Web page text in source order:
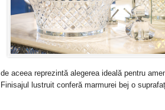
de aceea reprezintă alegerea ideală pentru
Finisajul lustruit conferă marmurei bej o